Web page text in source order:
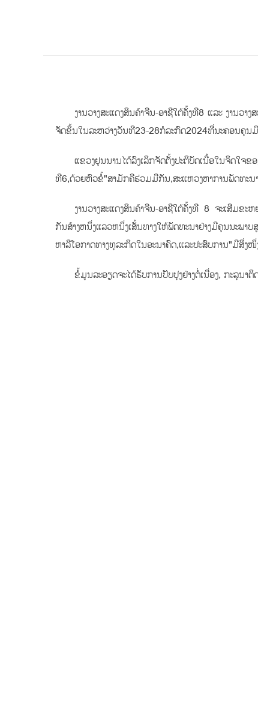
ງານວາງສະແດງສິນຄ້າຈີນ-ອາຊີໃຕ້ຄັ້ງທີ8 ແລະ ງານວ
ຈັດຂຶ້ນໃນລະຫວ່າງວັນທີ23-28ກໍລະກົດ2024ທີ່ນະຄອນຄຸນ
ແຂວງຢຸນນານໄດ້ລົງເລິກຈັດຕັ້ງປະຕິບັດເນື້ອໃນຈິດໃຈ
ທີ6,ດ້ວຍຫົວຂໍ້"ສາມັກຄີຮ່ວມມືກັນ,ສະແຫວງຫາການພັດທະນ
ງານວາງສະແດງສິນຄ້າຈີນ-ອາຊີໃຕ້ຄັ້ງທີ 8 ຈະເສີມຂ
ກັນສ້າງຫນຶ່ງແລວຫນຶ່ງເສັ້ນທາງໃຫ້ພັດທະນາຢ່າງມີຄຸນນະພ
ຫາລືໂອກາດທາງທຸລະກິດໃນອະນາຄົດ,ແລະປະສົບການ"ມີສິ່ງ
ຂໍ້ມູນລະອຽດຈະໄດ້ຮັບການປັບປຸງຢ່າງຕໍ່ເນື່ອງ, ກະລຸນາ